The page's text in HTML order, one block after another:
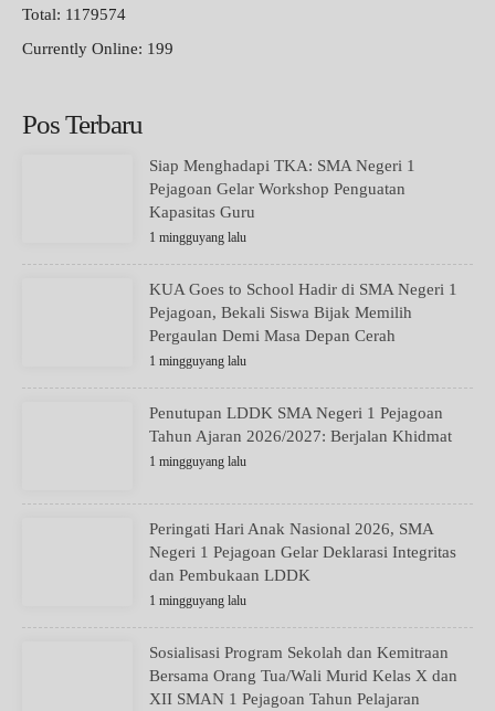
Total: 1179574
Currently Online: 199
Pos Terbaru
Siap Menghadapi TKA: SMA Negeri 1
Pejagoan Gelar Workshop Penguatan
Kapasitas Guru
1 mingguyang lalu
KUA Goes to School Hadir di SMA Negeri 1
Pejagoan, Bekali Siswa Bijak Memilih
Pergaulan Demi Masa Depan Cerah
1 mingguyang lalu
Penutupan LDDK SMA Negeri 1 Pejagoan
Tahun Ajaran 2026/2027: Berjalan Khidmat
1 mingguyang lalu
Peringati Hari Anak Nasional 2026, SMA
Negeri 1 Pejagoan Gelar Deklarasi Integritas
dan Pembukaan LDDK
1 mingguyang lalu
Sosialisasi Program Sekolah dan Kemitraan
Bersama Orang Tua/Wali Murid Kelas X dan
XII SMAN 1 Pejagoan Tahun Pelajaran